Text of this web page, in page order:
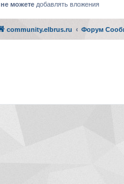
не можете добавлять вложения
community.elbrus.ru Форум